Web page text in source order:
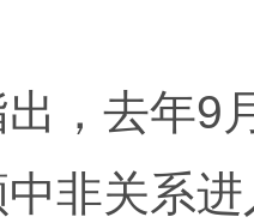
去年9月
非关系